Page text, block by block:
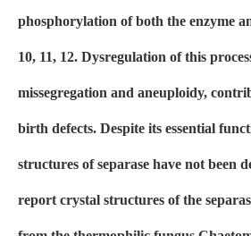
phosphorylation of both the enzyme
10, 11, 12. Dysregulation of this
missegregation and aneuploidy,
birth defects. Despite its essential
structures of separase have not been
report crystal structures of the